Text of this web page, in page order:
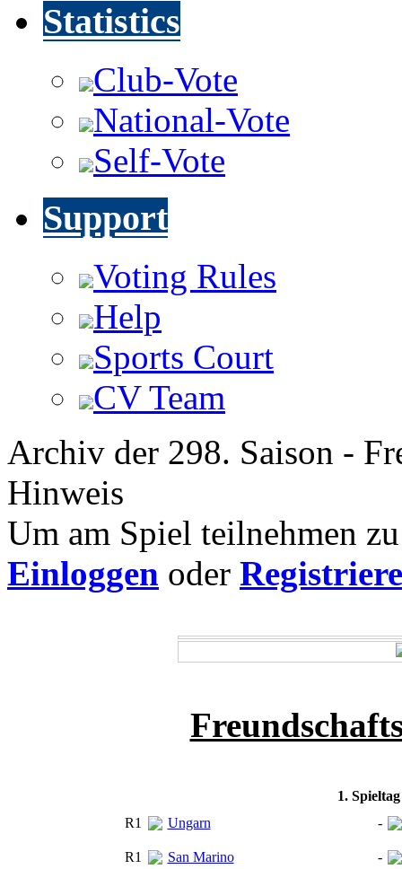
Statistics
Club-Vote
National-Vote
Self-Vote
Support
Voting Rules
Help
Sports Court
CV Team
Archiv der 298. Saison -
Hinweis
Um am Spiel teilnehmen
Einloggen oder
1.
R1
Ungarn -
R1 San Marino -